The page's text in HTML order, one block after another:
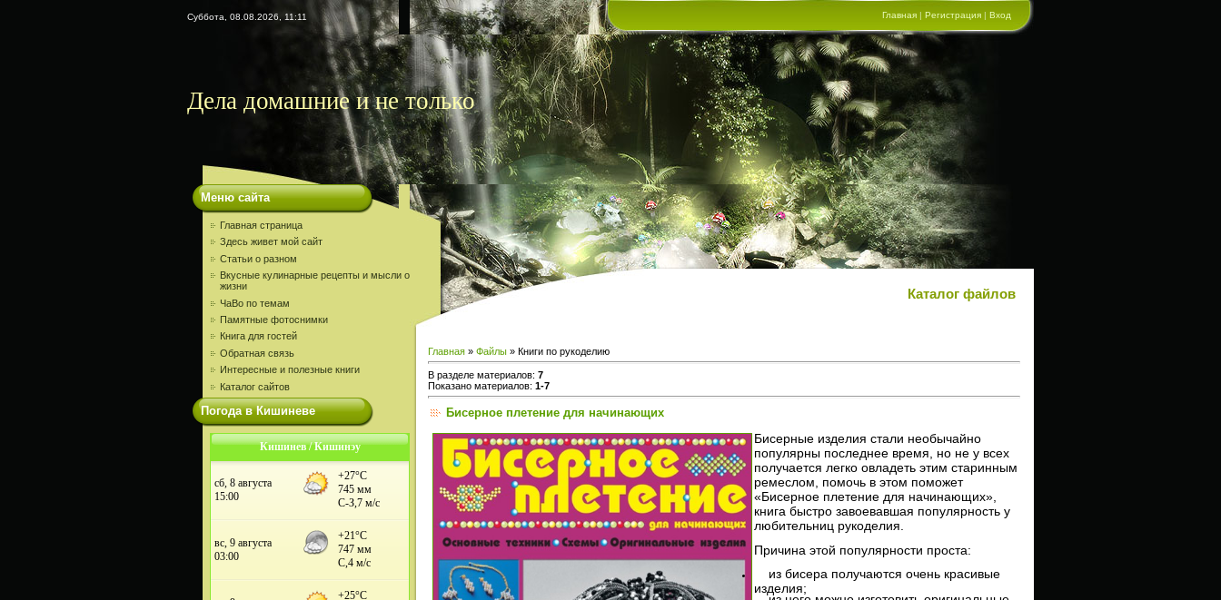
Суббота, 08.08.2026, 11:11 Главная | Регистрация | Вход
Дела домашние и не только
Меню сайта
Главная страница
Здесь живет мой сайт
Статьи о разном
Вкусные кулинарные рецепты и мысли о
жизни
ЧаВо по темам
Памятные фотоснимки
Книга для гостей
Обратная связь
Интересные и полезные книги
Каталог сайтов
Погода в Кишиневе
Кишинев / Кишинэу
Каталог файлов
Главная » Файлы » Книги по рукоделию
В разделе материалов: 7
Показано материалов: 1-7
Бисерное плетение для начинающих
Бисерные изделия стали необычайно
популярны последнее время, но не у всех
получается легко овладеть этим старинным
ремеслом, помочь в этом поможет
«Бисерное плетение для начинающих»,
книга быстро завоевавшая популярность у
любительниц рукоделия.
Причина этой популярности проста:
из бисера получаются очень красивые
изделия;